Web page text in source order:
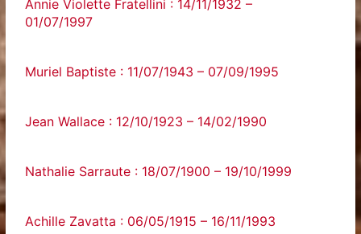
Annie Violette Fratellini : 14/11/1932 –
01/07/1997
Muriel Baptiste : 11/07/1943 – 07/09/1995
Jean Wallace : 12/10/1923 – 14/02/1990
Nathalie Sarraute : 18/07/1900 – 19/10/1999
Achille Zavatta : 06/05/1915 – 16/11/1993